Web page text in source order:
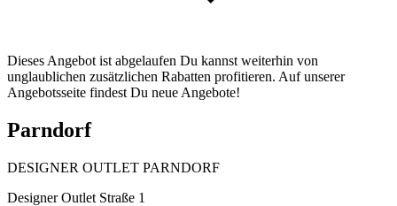
Dieses Angebot ist abgelaufen Du kannst weiterhin von
unglaublichen zusätzlichen Rabatten profitieren. Auf unserer
Angebotsseite findest Du neue Angebote!
Parndorf
DESIGNER OUTLET PARNDORF
Designer Outlet Straße 1